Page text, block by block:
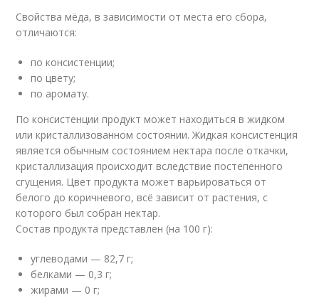
Свойства мёда, в зависимости от места его сбора,
отличаются:
по консистенции;
по цвету;
по аромату.
По консистенции продукт может находиться в жидком
или кристаллизованном состоянии. Жидкая консистенция
является обычным состоянием нектара после откачки,
кристаллизация происходит вследствие постепенного
сгущения. Цвет продукта может варьироваться от
белого до коричневого, всё зависит от растения, с
которого был собран нектар.
Состав продукта представлен (на 100 г):
углеводами — 82,7 г;
белками — 0,3 г;
жирами — 0 г;